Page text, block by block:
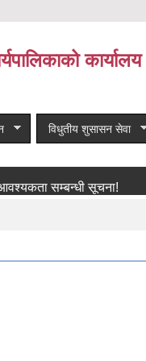
कार्यालय
विधुतीय शुसासन सेवा
सम्बन्धी सूचना!